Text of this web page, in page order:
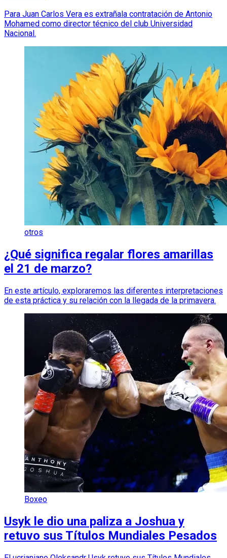
Para Juan Carlos Vera es extrañala contratación de Antonio
Mohamed como director técnico del club Universidad
Nacional.
otros
¿Qué significa regalar flores amarillas
el 21 de marzo?
En este artículo, exploraremos las diferentes interpretaciones
de esta práctica y su relación con la llegada de la primavera.
Boxeo
Usyk le dio una paliza a Joshua y
retuvo sus Títulos Mundiales Pesados